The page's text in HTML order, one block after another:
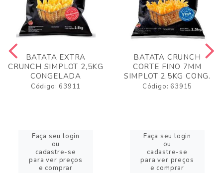
BATATA EXTRA
CRUNCH SIMPLOT 2,5KG
CONGELADA
Código: 63911
Faça seu login
ou
cadastre-se
para ver preços
e comprar
BATATA CRUNCH
CORTE FINO 7MM
SIMPLOT 2,5KG CONG.
Código: 63915
Faça seu login
ou
cadastre-se
para ver preços
e comprar